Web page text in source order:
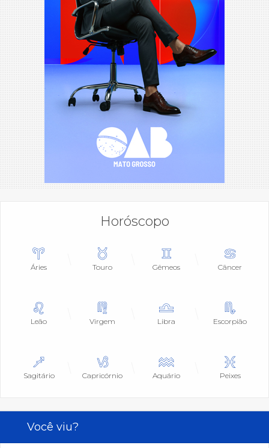
Horóscopo
Áries Touro Gêmeos Câncer
Leão Virgem Libra Escorpião
Sagitário Capricórnio Aquário Peixes
Você viu?